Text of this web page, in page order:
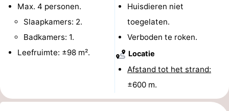
Brouwershaven
Bruinisse
Max. 4 personen.
Slaapkamers: 2.
Badkamers: 1.
Leefruimte: ±98 m².
Huisdieren niet
toegelaten.
Verboden te roken.
Locatie
Afstand tot het strand:
±600 m.